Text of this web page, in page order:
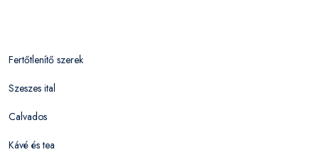
Fertőtlenítő szerek
Szeszes ital
Calvados
Kávé és tea